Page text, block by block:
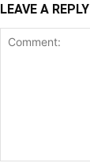
LEAVE A REPLY